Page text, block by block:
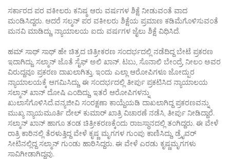
ಸರ್ಕಾರದ ಪರ ವಕೀಲರು ಕನಿಷ್ಠ ಆರು ವರ್ಷಗಳ ಶಿಕ್ಷೆ ನೀಡುವಂತೆ ವಾದ
ಮಂಡಿಸಿದ್ದರು. ಆದರೆ ಸಲ್ಮನ್‌ ಪರ ವಕೀಲರು ಶಿಕ್ಷೆಯ ಪ್ರಮಾಣ ಕಡಿಮೆಗೊಳಿಸುವಂತೆ
ಮನವಿ ಮಾಡಿದ್ದು, ನ್ಯಾಯಾಲಯ ಐದು ವರ್ಷಗಳ ಜೈಲು ಶಿಕ್ಷೆ ವಿಧಿಸಿದೆ.
ಹಮ್‌ ಸಾಥ್‌ ಸಾಥ್‌ ಹೇ ಚಿತ್ರದ ಚಿತ್ರೀಕರಣ ಸಂದರ್ಭದಲ್ಲಿ ನಡೆದಿದ್ದ ಬೇಟೆ ಪ್ರಕರಣ
ಇದಾಗಿದ್ದು. ಸಲ್ಮಾನ್‌ ಜೊತೆ ಸೈಫ್ ಅಲಿ ಖಾನ್‌. ಟಬು, ಸೊನಾಲಿ ಬೇಂದ್ರೆ, ನೀಲಂ ಅವರ
ವಿರುದ್ದವೂ ಪ್ರಕರಣ ದಾಖಲಾಗಿತ್ತು. ಇಂದು ಎಲ್ಲಾ ಆರೋಪಿಗಳೂ ಜೋದ್ಪುರ
ನ್ಯಾಯಾಲಯಕ್ಕೆ ಆಗಮಿಸಿದ್ದು, ಈ ಸಂದರ್ಭದಲ್ಲಿ ತೀರ್ಪು ಪ್ರಕಟಿಸಿದ ನ್ಯಾಯಾಲಯ
ಸಲ್ಮಾನ್‌ ಖಾನ್‌ ದೋಷಿ ಎಂದಿದ್ದು, ಇತರೆ ಆರೋಪಿಗಳನ್ನು
ಖುಲಾಸೆಗೊಳಿಸಿದೆ.ವನ್ಯಜೀವಿ ಸಂರಕ್ಷಣಾ ಕಾಯ್ದೆಯಡಿ ದಾಖಲಾಗಿದ್ದ ಪ್ರಕರಣವನ್ನು
ಮುಖ್ಯ ನ್ಯಾಯಮೂರ್ತಿ ದೇಲ್‌ ಕುಮಾರ್‌ ಖಾತ್ರಿ ವಿಚಾರಣೆ ನಡೆಸಿ, ತೀರ್ಪು ನೀಡಿದ್ದಾರೆ.
ಸಲ್ಮಾನ್‌ ಖಾನ್‌ ಹಾಗೂ ತಂಡ ಚಿತ್ರೀಕರಣಕ್ಕೆಂದು ರಾಜಸ್ಥಾನದಲ್ಲಿ ತಂಗಿದ್ದರು. ಈ ವೇಳೆ
ರಾತ್ರಿ ಕಾರಿನಲ್ಲಿ ತೆರಳುತ್ತಿದ್ದ ವೇಳೆ ಕೃಷ್ಣ ಮೃಗಗಳ ಗುಂಪು ಕಾಣಿಸಿದ್ದು, ಡ್ರೈವರ್‌
ಸೀಟಿನಲ್ಲಿದ್ದ ಸಲ್ಮಾನ್‌ ಗುಂಡು ಹಾರಿಸಿದ್ದರು. ಈ ವೇಳೆ ಎರಡು ಕೃಷ್ಣಮೃಗಗಳು
ಸಾವಿಗೀಡಾಗಿದ್ದವು.